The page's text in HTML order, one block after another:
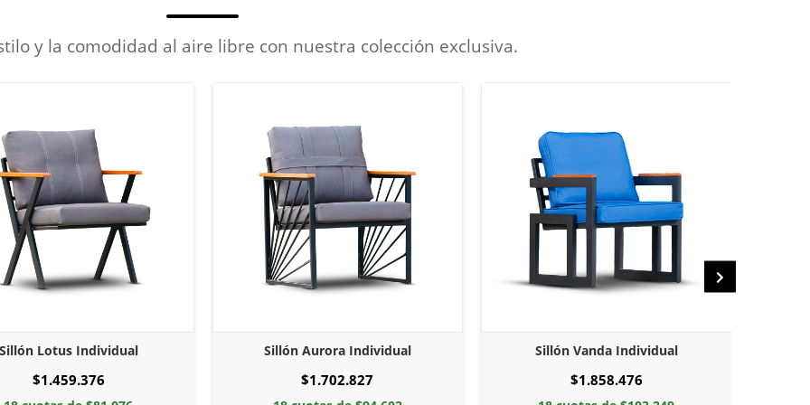
y la comodidad al aire libre con nuestra colección exclusiva.
Aurora Individual
$1.702.827
Sillón Vanda Individual
$1.858.476
Sillón Iris Individual
$1.484.652